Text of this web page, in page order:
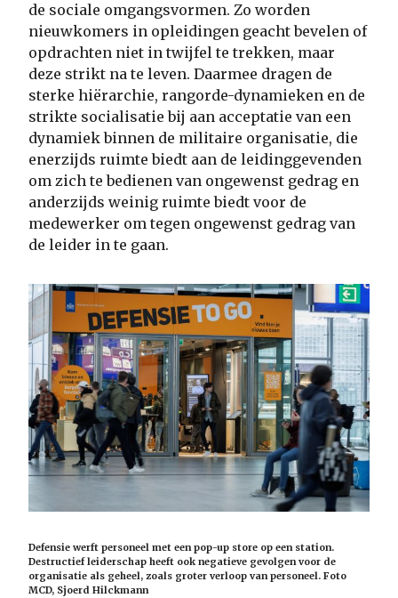
de sociale omgangsvormen. Zo worden
nieuwkomers in opleidingen geacht bevelen of
opdrachten niet in twijfel te trekken, maar
deze strikt na te leven. Daarmee dragen de
sterke hiërarchie, rangorde-dynamieken en de
strikte socialisatie bij aan acceptatie van een
dynamiek binnen de militaire organisatie, die
enerzijds ruimte biedt aan de leidinggevenden
om zich te bedienen van ongewenst gedrag en
anderzijds weinig ruimte biedt voor de
medewerker om tegen ongewenst gedrag van
de leider in te gaan.
Defensie werft personeel met een pop-up store op een station.
Destructief leiderschap heeft ook negatieve gevolgen voor de
organisatie als geheel, zoals groter verloop van personeel. Foto
MCD, Sjoerd Hilckmann